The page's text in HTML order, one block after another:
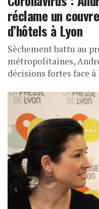
réclame un
d’hôtels à Lyon
Sèchement battu au
métropolitaines,
décisions fortes face